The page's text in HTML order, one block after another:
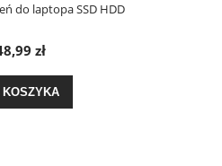
do laptopa SSD HDD
zł
KOSZYKA